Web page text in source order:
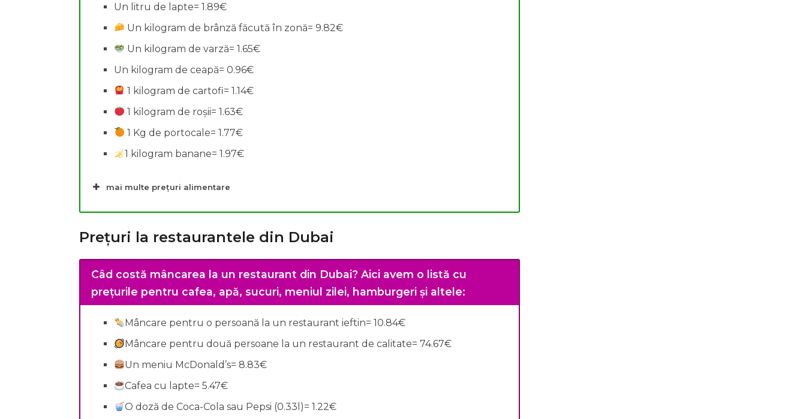
Un litru de lapte= 1.89€
Un kilogram de brânză făcută în zonă= 9.82€
Un kilogram de varză= 1.65€
Un kilogram de ceapă= 0.96€
1 kilogram de cartofi= 1.14€
1 kilogram de roșii= 1.63€
1 Kg de portocale= 1.77€
1 kilogram banane= 1.97€
mai multe prețuri alimentare
Prețuri la restaurantele din Dubai
Câd costă mâncarea la un restaurant din Dubai?Aici avem o listă cu
prețurile pentru cafea, apă, sucuri, meniul zilei, hamburgeri și altele:
Mâncare pentru o persoană la un restaurant ieftin= 10.84€
Mâncare pentru două persoane la un restaurant de calitate= 74.67€
Un meniu McDonald’s= 8.83€
Cafea cu lapte= 5.47€
O doză de Coca-Cola sau Pepsi (0.33l)= 1.22€